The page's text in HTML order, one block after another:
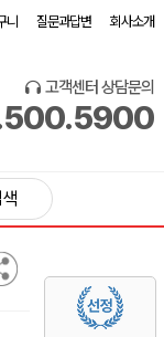
니 질문과답변 회사소개
고객센터 상담문의